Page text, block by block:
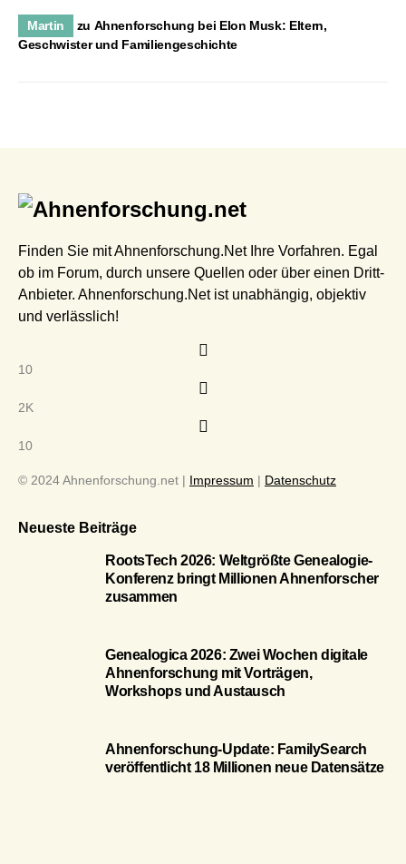
Martin zu Ahnenforschung bei Elon Musk: Eltern,
Geschwister und Familiengeschichte
Finden Sie mit Ahnenforschung.Net Ihre Vorfahren. Egal
ob im Forum, durch unsere Quellen oder über einen Dritt-
Anbieter. Ahnenforschung.Net ist unabhängig, objektiv
und verlässlich!
10
2K
10
© 2024 Ahnenforschung.net | Impressum | Datenschutz
Neueste Beiträge
RootsTech 2026: Weltgrößte Genealogie-
Konferenz bringt Millionen Ahnenforscher
zusammen
Genealogica 2026: Zwei Wochen digitale
Ahnenforschung mit Vorträgen,
Workshops und Austausch
Ahnenforschung-Update: FamilySearch
veröffentlicht 18 Millionen neue Datensätze